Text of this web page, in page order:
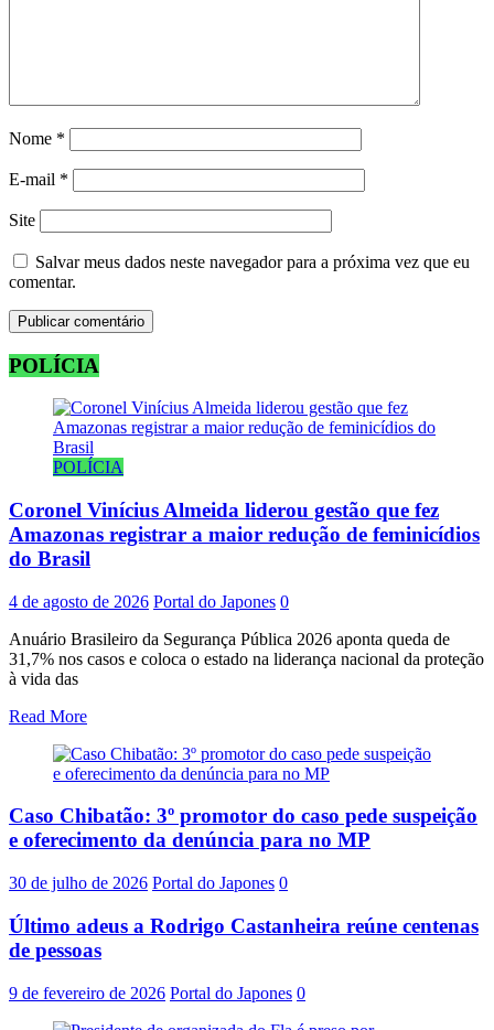
Nome *
E-mail *
Site
Salvar meus dados neste navegador para a próxima vez que eu
comentar.
POLÍCIA
POLÍCIA
Coronel Vinícius Almeida liderou gestão que fez
Amazonas registrar a maior redução de feminicídios
do Brasil
4 de agosto de 2026 Portal do Japones 0
Anuário Brasileiro da Segurança Pública 2026 aponta queda de
31,7% nos casos e coloca o estado na liderança nacional da proteção
à vida das
Read More
Caso Chibatão: 3º promotor do caso pede suspeição
e oferecimento da denúncia para no MP
30 de julho de 2026 Portal do Japones 0
Último adeus a Rodrigo Castanheira reúne centenas
de pessoas
9 de fevereiro de 2026 Portal do Japones 0